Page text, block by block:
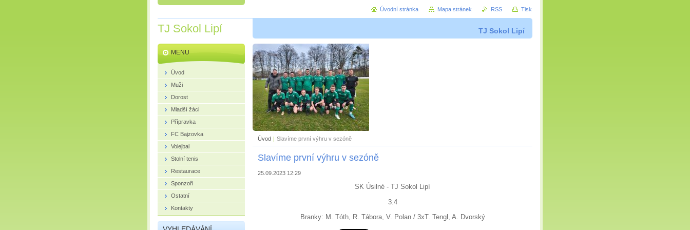
TJ Sokol Lipí TJ Sokol Lipí
Úvod | Slavíme první výhru v sezóně
Slavíme první výhru v sezóně
25.09.2023 12:29
SK Úsilné - TJ Sokol Lipí
3.4
Branky: M. Tóth, R. Tábora, V. Polan / 3xT. Tengl, A. Dvorský
MENU
Úvod
Muži
Dorost
Mladší žáci
Přípravka
FC Bajzovka
Volejbal
Stolní tenis
Restaurace
Sponzoři
Ostatní
Kontakty
Úvodní stránka Mapa stránek RSS Tisk